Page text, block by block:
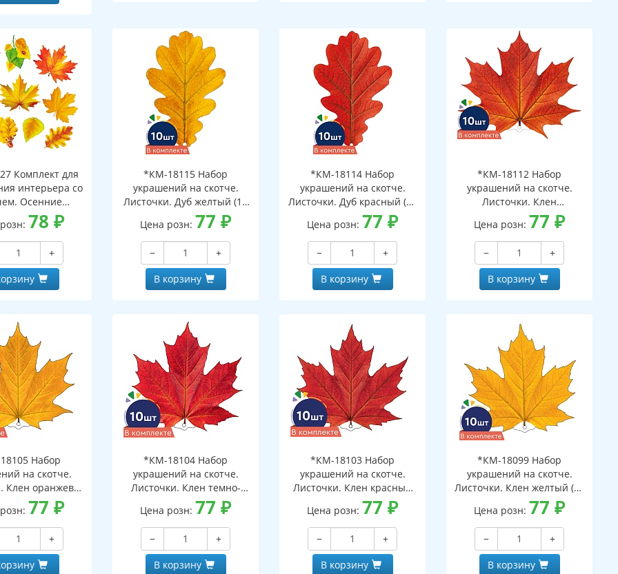
Комплект для
интерьера со
Осенние
1 (10 видов)
78₽
+
*КМ-18115 Набор
украшений на скотче.
Листочки. Дуб желтый (10
шт. в наборе,
двухсторонняя, ВД-лак)
Цена розн: 77₽
−
+
В корзину
*КМ-18114 Набор
украшений на скотче.
Листочки. Дуб красный (10
шт. в наборе,
двухсторонняя, ВД-лак)
Цена розн: 77₽
−
+
В корзину
*КМ-18112 Набор
украшений на скотче.
Листочки. Клен
оранжевый (10 шт. в
наборе, двухсторонняя, ВД-
лак)
Цена розн: 77₽
−
+
В корзину
Набор
на скотче.
Клен оранжево-
шт. в наборе,
ВД-лак)
77₽
+
*КМ-18104 Набор
украшений на скотче.
Листочки. Клен темно-
красный (10 шт. в наборе,
двухсторонняя, ВД-лак)
Цена розн: 77₽
−
+
В корзину
*КМ-18103 Набор
украшений на скотче.
Листочки. Клен красный
(10 шт. в наборе,
двухсторонняя, ВД-лак)
Цена розн: 77₽
−
+
В корзину
*КМ-18099 Набор
украшений на скотче.
Листочки. Клен желтый (10
шт. в наборе,
двухсторонняя, ВД-лак)
Цена розн: 77₽
−
+
В корзину